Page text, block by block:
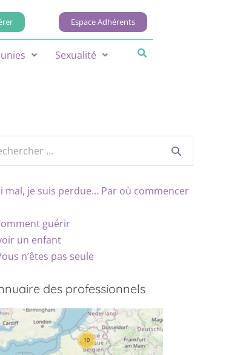
Espace Adhérents
Sexualité
mal, je suis perdue… Par où commencer
guérir
un enfant
n’êtes pas seule
des professionnels